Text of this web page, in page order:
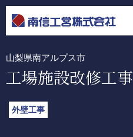
WORKS
山梨県南アルプス市
工場施設改修工事
外壁工事